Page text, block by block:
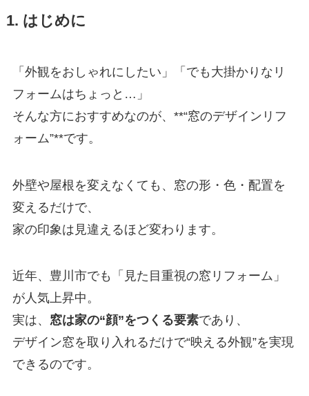
1. はじめに
「外観をおしゃれにしたい」「でも大掛かりなリ
フォームはちょっと…」
そんな方におすすめなのが、**“窓のデザインリフ
ォーム”**です。
外壁や屋根を変えなくても、窓の形・色・配置を
変えるだけで、
家の印象は見違えるほど変わります。
近年、豊川市でも「見た目重視の窓リフォーム」
が人気上昇中。
実は、 窓は家の“顔”をつくる要素であり、
デザイン窓を取り入れるだけで“映える外観”を実現
できるのです。